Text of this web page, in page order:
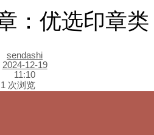
：优选印章类
sendashi
2024-12-19
11:10
1 次浏览